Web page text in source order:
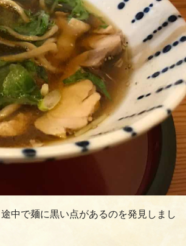
中で麺に黒い点があるのを発見しまし